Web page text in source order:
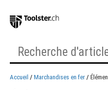
Accueil Marchandises en fer